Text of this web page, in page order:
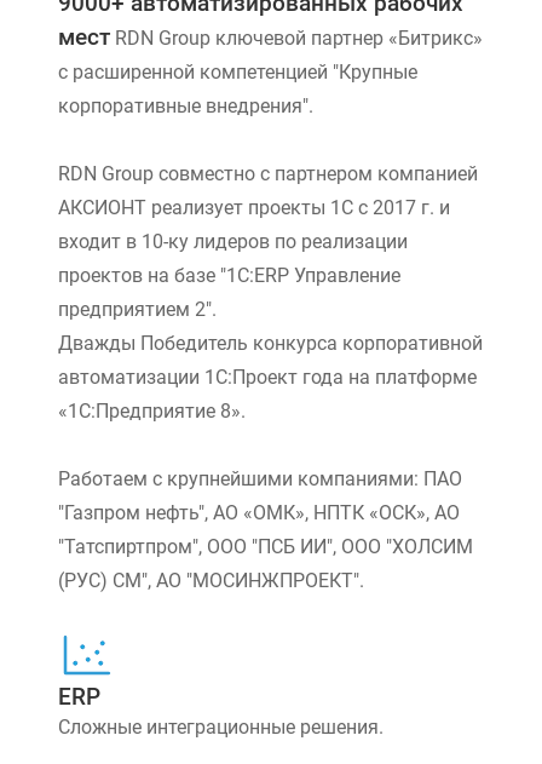
мест RDN Group ключевой партнер «Битрикс»
с расширенной компетенцией "Крупные
корпоративные внедрения".
RDN Group совместно с партнером компанией
АКСИОНТ реализует проекты 1С с 2017 г. и
входит в 10-ку лидеров по реализации
проектов на базе "1С:ERP Управление
предприятием 2".
Дважды Победитель конкурса корпоративной
автоматизации 1С:Проект года на платформе
«1С:Предприятие 8».
Работаем с крупнейшими компаниями: ПАО
"Газпром нефть", АО «ОМК», НПТК «ОСК», АО
"Татспиртпром", ООО "ПСБ ИИ", ООО "ХОЛСИМ
(РУС) СМ", АО "МОСИНЖПРОЕКТ".
ERP
Сложные интеграционные решения.